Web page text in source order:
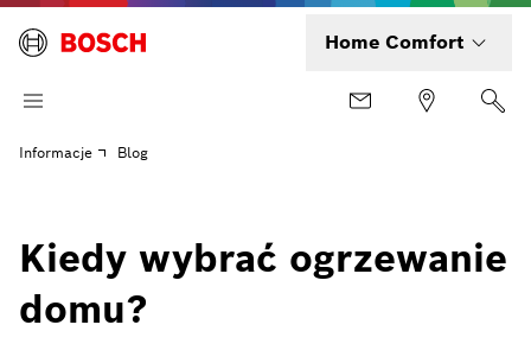
Home Comfort
Informacje Blog
Kiedy wybrać ogrzewanie
domu?